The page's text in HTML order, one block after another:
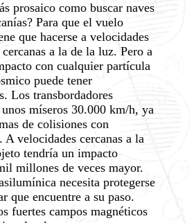
prosaico como buscar naves
Para que el vuelo
que hacerse a velocidades
a la de la luz. Pero a
con cualquier partícula
puede tener
Los transbordadores
míseros 30.000 km/h, ya
de colisiones con
A velocidades cercanas a la
tendría un impacto
millones de veces mayor.
necesita protegerse
que encuentre a su paso.
fuertes campos magnéticos